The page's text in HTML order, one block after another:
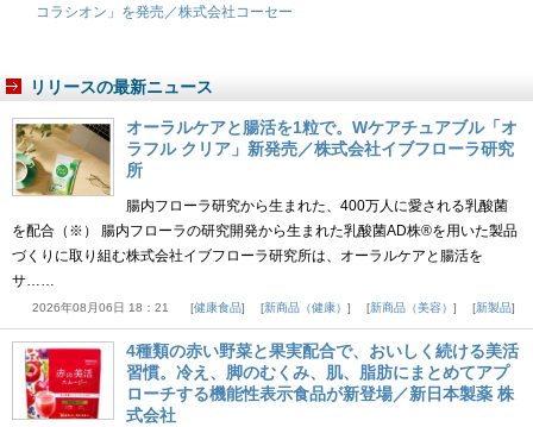
コラシオン」を発売／株式会社コーセー
リリースの最新ニュース
オーラルケアと腸活を1粒で。Wケアチュアブル「オ
ラフル クリア」新発売／株式会社イブフローラ研究
所
腸内フローラ研究から生まれた、400万人に愛される乳酸菌
を配合（※） 腸内フローラの研究開発から生まれた乳酸菌AD株®を用いた製品
づくりに取り組む株式会社イブフローラ研究所は、オーラルケアと腸活を
サ……
2026年08月06日 18：21 健康食品 新商品（健康） 新商品（美容） 新製品
4種類の赤い野菜と果実配合で、おいしく続ける美活
習慣。冷え、脚のむくみ、肌、脂肪にまとめてアプ
ローチする機能性表示食品が新登場／新日本製薬 株
式会社